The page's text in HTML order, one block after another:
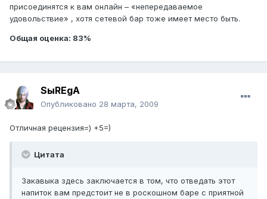
присоединятся к вам онлайн – «непередаваемое
удовольствие» , хотя сетевой бар тоже имеет место быть.
Общая оценка: 83%
SыREgA
Опубликовано 28 марта, 2009
Отличная рецензия=) +5=)
Цитата
Закавыка здесь заключается в том, что отведать этот
напиток вам предстоит не в роскошном баре с приятной